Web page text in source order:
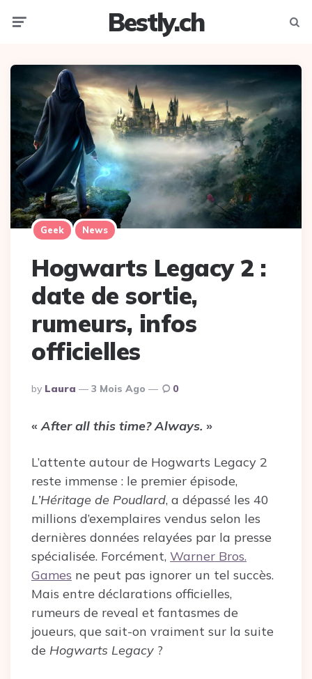
Bestly.ch
Geek News
Hogwarts Legacy 2 :
date de sortie,
rumeurs, infos
officielles
Posted
By
By Laura 3 Mois Ago 0
«After all this time? Always. »
L’attente autour de Hogwarts Legacy 2
reste immense : le premier épisode,
L’Héritage de Poudlard, a dépassé les 40
millions d’exemplaires vendus selon les
dernières données relayées par la presse
spécialisée. Forcément, Warner Bros.
Games ne peut pas ignorer un tel succès.
Mais entre déclarations officielles,
rumeurs de reveal et fantasmes de
joueurs, que sait-on vraiment sur la suite
de Hogwarts Legacy ?